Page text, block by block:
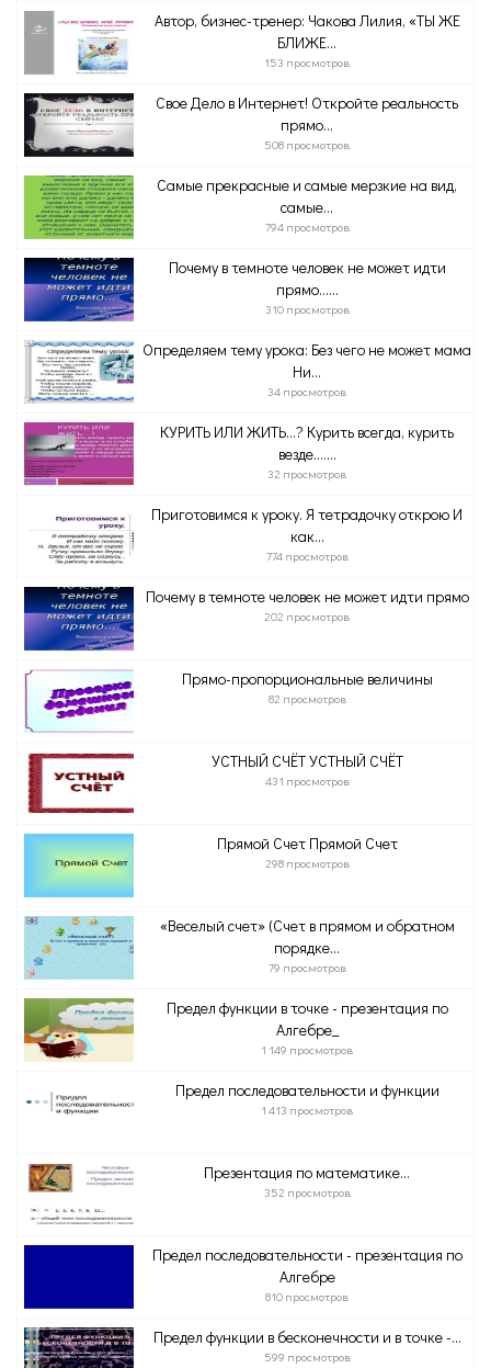
Автор, бизнес-тренер: Чакова Лилия, «ТЫ ЖЕ
БЛИЖЕ...
153 просмотров
Свое Дело в Интернет! Откройте реальность
прямо...
508 просмотров
Самые прекрасные и самые мерзкие на вид,
самые...
794 просмотров
Почему в темноте человек не может идти
прямо......
310 просмотров
Определяем тему урока: Без чего не может мама
Ни...
34 просмотров
КУРИТЬ ИЛИ ЖИТЬ…? Курить всегда, курить
везде.......
32 просмотров
Приготовимся к уроку. Я тетрадочку открою И
как...
774 просмотров
Почему в темноте человек не может идти прямо
202 просмотров
Прямо-пропорциональные величины
82 просмотров
УСТНЫЙ СЧЁТ УСТНЫЙ СЧЁТ
431 просмотров
Прямой Счет Прямой Счет
298 просмотров
«Веселый счет» (Счет в прямом и обратном
порядке...
79 просмотров
Предел функции в точке - презентация по
Алгебре_
1 149 просмотров
Предел последовательности и функции
1 413 просмотров
Презентация по математике...
352 просмотров
Предел последовательности - презентация по
Алгебре
810 просмотров
Предел функции в бесконечности и в точке -...
599 просмотров